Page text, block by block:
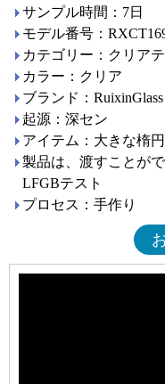
サンプル時間：7日
モデル番号：
カテゴリー：クリア
カラー：クリア
ブランド：RuixinGlass
起源：深セン
アイテム：大きな楕
製品は、渡すことが
LFGBテスト
プロセス：手作り